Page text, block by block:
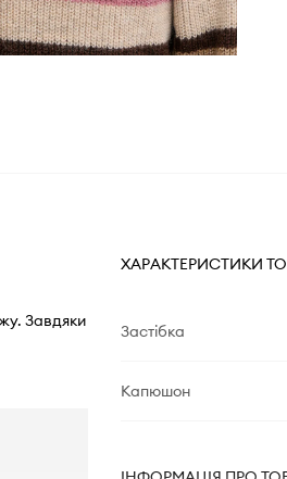
Завдяки
ХАРАКТЕРИСТИКИ
Застібка
Капюшон